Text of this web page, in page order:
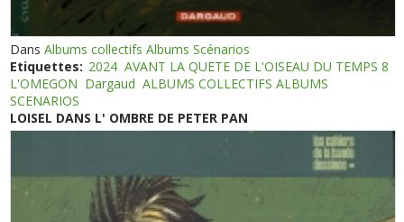
DansAlbums collectifs Albums Scénarios
Etiquettes: 2024 AVANT LA QUETE DE L'OISEAU DU TEMPS 8
L'OMEGON Dargaud ALBUMS COLLECTIFS ALBUMS
SCENARIOS
LOISEL DANS L' OMBRE DE PETER PAN